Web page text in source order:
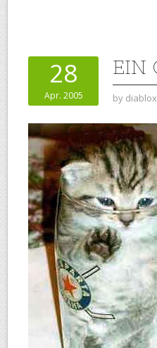
28
Apr. 2005
EIN
by diablox